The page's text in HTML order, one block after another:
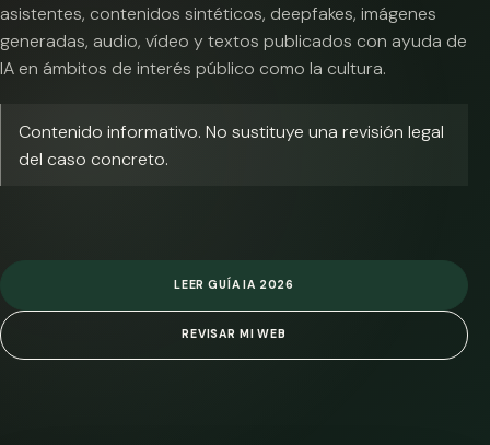
asistentes, contenidos sintéticos, deepfakes, imágenes
generadas, audio, vídeo y textos publicados con ayuda de
IA en ámbitos de interés público como la cultura.
Contenido informativo. No sustituye una revisión legal
del caso concreto.
LEER GUÍA IA 2026
REVISAR MI WEB